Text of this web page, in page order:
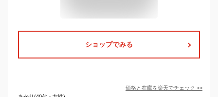
ショップでみる
価格と在庫を楽天でチェック >>